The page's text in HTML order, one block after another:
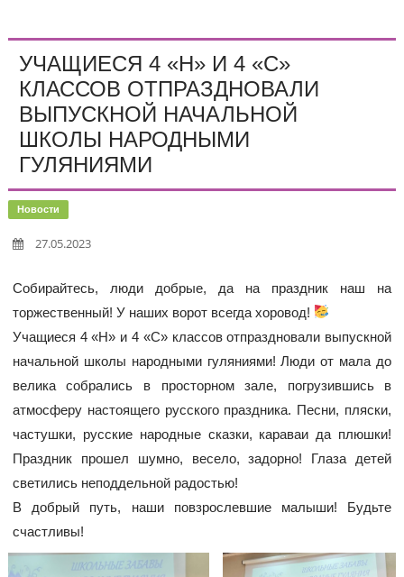
УЧАЩИЕСЯ 4 «Н» И 4 «С»
КЛАССОВ ОТПРАЗДНОВАЛИ
ВЫПУСКНОЙ НАЧАЛЬНОЙ
ШКОЛЫ НАРОДНЫМИ
ГУЛЯНИЯМИ
Новости
27.05.2023
Собирайтесь, люди добрые, да на праздник наш на
торжественный! У наших ворот всегда хоровод!
Учащиеся 4 «Н» и 4 «С» классов отпраздновали выпускной
начальной школы народными гуляниями! Люди от мала до
велика собрались в просторном зале, погрузившись в
атмосферу настоящего русского праздника. Песни, пляски,
частушки, русские народные сказки, караваи да плюшки!
Праздник прошел шумно, весело, задорно! Глаза детей
светились неподдельной радостью!
В добрый путь, наши повзрослевшие малыши! Будьте
счастливы!